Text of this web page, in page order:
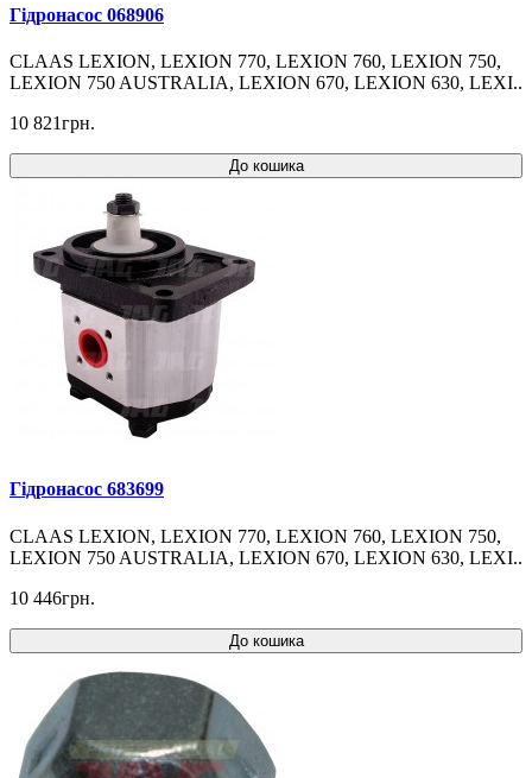
Гідронасос 068906
CLAAS LEXION, LEXION 770, LEXION 760, LEXION 750,
LEXION 750 AUSTRALIA, LEXION 670, LEXION 630, LEXI..
10 821грн.
До кошика
Гідронасос 683699
CLAAS LEXION, LEXION 770, LEXION 760, LEXION 750,
LEXION 750 AUSTRALIA, LEXION 670, LEXION 630, LEXI..
10 446грн.
До кошика